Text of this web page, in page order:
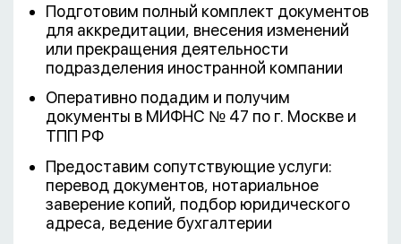
Подготовим полный комплект документов
для аккредитации, внесения изменений
или прекращения деятельности
подразделения иностранной компании
Оперативно подадим и получим
документы в МИФНС № 47 по г. Москве и
ТПП РФ
Предоставим сопутствующие услуги:
перевод документов, нотариальное
заверение копий, подбор юридического
адреса, ведение бухгалтерии